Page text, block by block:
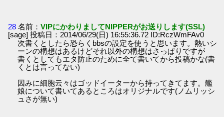
28 名前：VIPにかわりましてNIPPERがお送りします(SSL)
[sage] 投稿日：2014/06/29(日) 16:55:36.72 ID:RczWmFAv0
次書くとしたら恐らくbbsの設定を使うと思います。熱いシ
ーンの構想はあるけどそれ以外の構想はさっぱりですが
書くとしてもエタ防止のために全て書いてから投稿かな(書
くとは言ってない)
因みに細胞云々はゴッドイーターから持ってきてます。艦
娘について書いてあるところはオリジナルです(ノムリッシ
ュさが無い)